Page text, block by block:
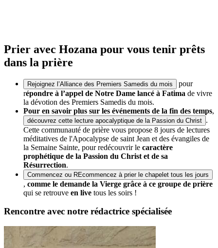
Prier avec Hozana pour vous tenir prêts
dans la prière
Rejoignez l’Alliance des Premiers Samedis du mois
pour
répondre à l’appel de Notre Dame lancé à Fatima de vivre
la dévotion des Premiers Samedis du mois.
Pour en savoir plus sur les événements de la fin des temps,
découvrez cette lecture apocalyptique de la Passion du Christ .
Cette communauté de prière vous propose 8 jours de lectures
méditatives de l'Apocalypse de saint Jean et des évangiles de
la Semaine Sainte, pour redécouvrir le caractère
prophétique de la Passion du Christ et de sa
Résurrection.
Commencez ou REcommencez à prier le chapelet tous les jours
, comme le demande la Vierge grâce à ce groupe de prière
qui se retrouve en live tous les soirs !
Rencontre avec notre rédactrice spécialisée